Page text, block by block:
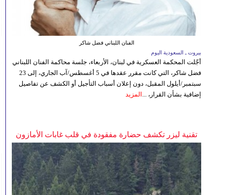
الفنان اللبناني فضل شاكر
بيروت ـ السعودية اليوم
أجّلت المحكمة العسكرية في لبنان، الأربعاء، جلسة محاكمة الفنان اللبناني
فضل شاكر، التي كانت مقرر عقدها في 5 أغسطس/آب الجاري، إلى 23
سبتمبر/أيلول المقبل، دون إعلان أسباب التأجيل أو الكشف عن تفاصيل
إضافية بشأن القرار، ... المزيد
تقنية ليزر تكشف حضارة مفقودة في قلب غابات الأمازون